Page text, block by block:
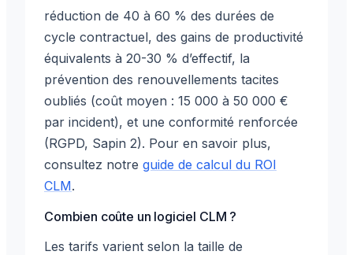
réduction de 40 à 60 % des durées de
cycle contractuel, des gains de productivité
équivalents à 20-30 % d’effectif, la
prévention des renouvellements tacites
oubliés (coût moyen : 15 000 à 50 000 €
par incident), et une conformité renforcée
(RGPD, Sapin 2). Pour en savoir plus,
consultez notre guide de calcul du ROI
CLM.
Combien coûte un logiciel CLM ?
Les tarifs varient selon la taille de